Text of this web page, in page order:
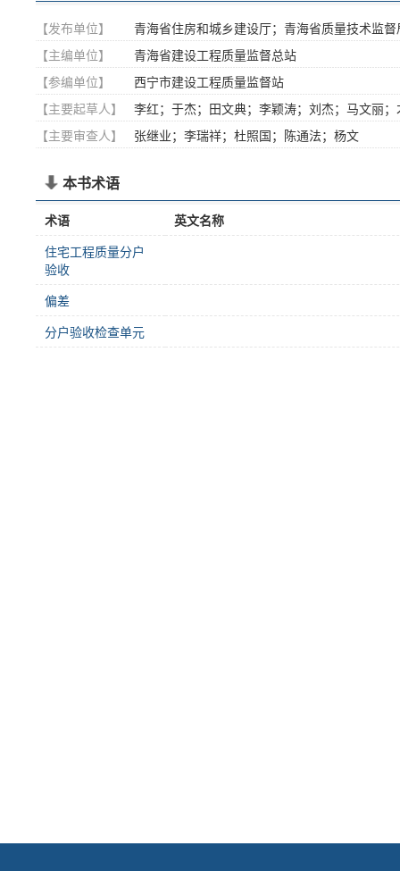
【发布单位】
青海省住房和城乡建设厅；青海省质量技术监督
【主编单位】
青海省建设工程质量监督总站
【参编单位】
西宁市建设工程质量监督站
【主要起草人】
李红；于杰；田文典；李颖涛；刘杰；马文丽；
【主要审查人】
张继业；李瑞祥；杜照国；陈通法；杨文
本书术语
术语
英文名称
住宅工程质量分户
验收
偏差
分户验收检查单元